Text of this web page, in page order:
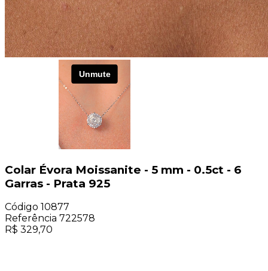
Colar Évora Moissanite - 5 mm - 0.5ct - 6
Garras - Prata 925
Código 10877
Referência 722578
R$ 329,70